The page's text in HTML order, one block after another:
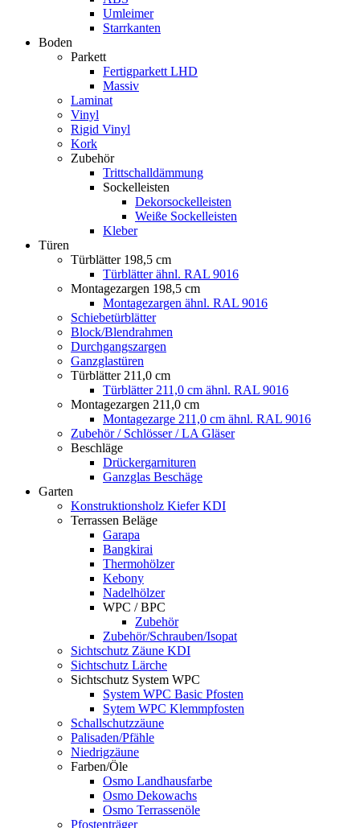
Umleimer
Starrkanten
Boden
Parkett
Fertigparkett LHD
Massiv
Laminat
Vinyl
Rigid Vinyl
Kork
Zubehör
Trittschalldämmung
Sockelleisten
Dekorsockelleisten
Weiße Sockelleisten
Kleber
Türen
Türblätter 198,5 cm
Türblätter ähnl. RAL 9016
Montagezargen 198,5 cm
Montagezargen ähnl. RAL 9016
Schiebetürblätter
Block/Blendrahmen
Durchgangszargen
Ganzglastüren
Türblätter 211,0 cm
Türblätter 211,0 cm ähnl. RAL 9016
Montagezargen 211,0 cm
Montagezarge 211,0 cm ähnl. RAL 9016
Zubehör / Schlösser / LA Gläser
Beschläge
Drückergarnituren
Ganzglas Beschäge
Garten
Konstruktionsholz Kiefer KDI
Terrassen Beläge
Garapa
Bangkirai
Thermohölzer
Kebony
Nadelhölzer
WPC / BPC
Zubehör
Zubehör/Schrauben/Isopat
Sichtschutz Zäune KDI
Sichtschutz Lärche
Sichtschutz System WPC
System WPC Basic Pfosten
Sytem WPC Klemmpfosten
Schallschutzzäune
Palisaden/Pfähle
Niedrigzäune
Farben/Öle
Osmo Landhausfarbe
Osmo Dekowachs
Osmo Terrassenöle
Pfostenträger